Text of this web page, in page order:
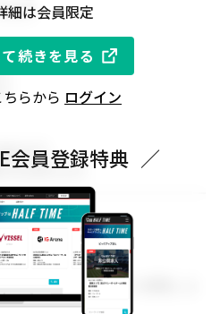
る方
める方
をお持ちの方
化するためのメンバーを募集しま
細は会員限定
続きを見る
らから ログイン
会員登録特典 ／